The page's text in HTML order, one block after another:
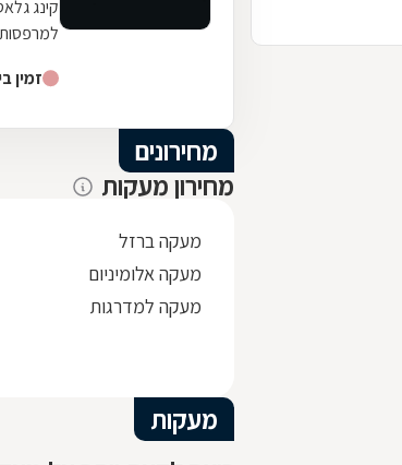
קינג
זמין
מחירונים
מחירון מעקות
מעקה ברזל
מעקה אלומיניום
מעקה למדרגות
מעקות